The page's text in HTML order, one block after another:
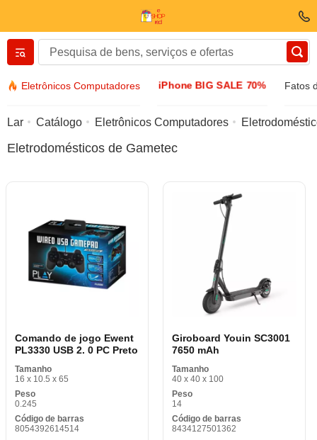
Eletrônicos Computadores iPhone BIG SALE 70% Fatos
Вернуться назад
Acessórios
Bijuteria
Relógio de algemas
Lar Catálogo Eletrônicos Computadores
Eletrodomésticos de Gametec
Comando de jogo Ewent
PL3330 USB 2. 0 PC Preto
Tamanho
16 x 10.5 x 65
Peso
0.245
Código de barras
8054392614514
Giroboard Youin SC3001
7650 mAh
Tamanho
40 x 40 x 100
Peso
14
Código de barras
8434127501362